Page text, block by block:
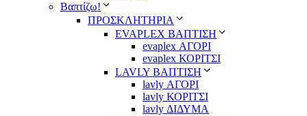
Βαπτίζω!
ΠΡΟΣΚΛΗΤΗΡΙΑ
EVAPLEX ΒΑΠΤΙΣΗ
evaplex ΑΓΟΡΙ
evaplex ΚΟΡΙΤΣΙ
LAVLY ΒΑΠΤΙΣΗ
lavly ΑΓΟΡΙ
lavly ΚΟΡΙΤΣΙ
lavly ΔΙΔΥΜΑ